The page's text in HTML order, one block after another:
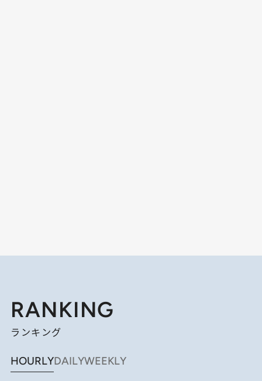
RANKING
ランキング
HOURLYDAILYWEEKLY